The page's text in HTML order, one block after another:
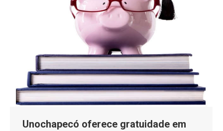
Unochapecó oferece gratuidade em